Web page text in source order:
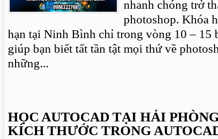
nhanh chóng trở
photoshop. Khóa
hạn tại Ninh Bình chỉ trong vòng 10 – 15
giúp bạn biết tất tần tật mọi thứ về
những...
HỌC AUTOCAD TẠI HẢI
KÍCH THƯỚC TRONG